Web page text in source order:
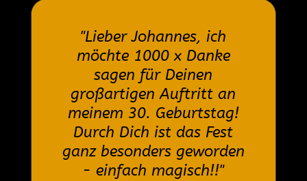
"Lieber Johannes, ich
möchte 1000 x Danke
sagen für Deinen
großartigen Auftritt an
meinem 30. Geburtstag!
Durch Dich ist das Fest
ganz besonders geworden
- einfach magisch!!"